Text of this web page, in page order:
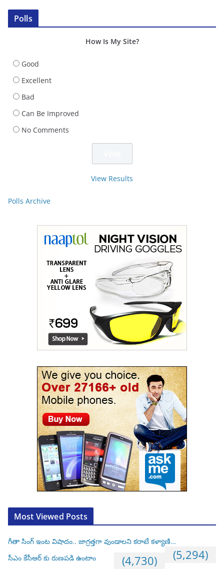
Polls
How Is My Site?
Good
Excellent
Bad
Can Be Improved
No Comments
View Results
Polls Archive
Most Viewed Posts
గీతా సింగ్ ఇంట విషాదం.. జాగ్రత్తగా వుండాలని కరాటే కళ్యాణి…
(5,294)
సీఎం కేసీఆర్ కు రుణపడి ఉంటాం (4,730)